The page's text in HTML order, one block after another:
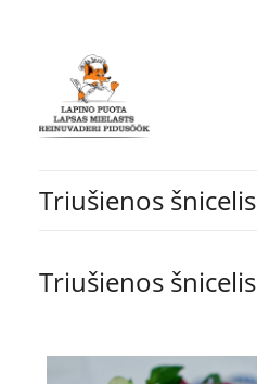
Triušienos šnicelis
Triušienos šnicelis